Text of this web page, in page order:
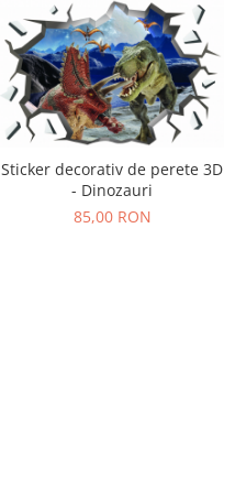
Sticker decorativ de perete 3D
- Dinozauri
85,00 RON